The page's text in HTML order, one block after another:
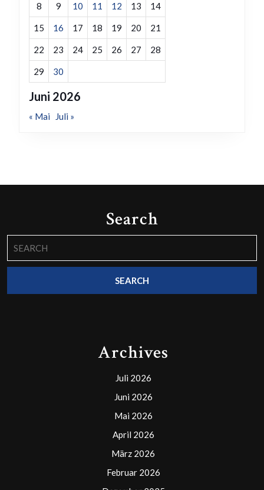
Juni 2026
8 9 10 11 12 13 14
15 16 17 18 19 20 21
22 23 24 25 26 27 28
29 30
« Mai Juli »
Search
for:
Archives
Juli 2026
Juni 2026
Mai 2026
April 2026
März 2026
Februar 2026